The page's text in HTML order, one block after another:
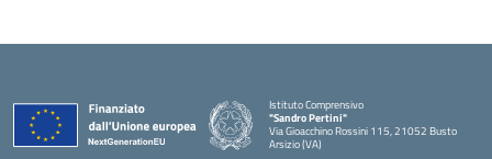
Istituto Comprensivo
"Sandro Pertini"
Via Gioacchino Rossini 115, 21052 Busto
Arsizio (VA)